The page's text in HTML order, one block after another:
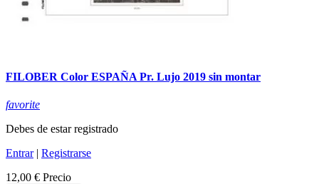
FILOBER Color ESPAÑA Pr. Lujo 2019 sin montar
favorite
Debes de estar registrado
Entrar| Registrarse
12,00 € Precio